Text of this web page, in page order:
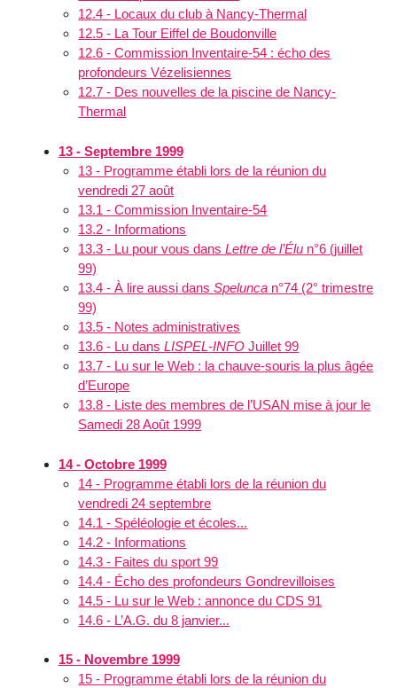
12.4 - Locaux du club à Nancy-Thermal
12.5 - La Tour Eiffel de Boudonville
12.6 - Commission Inventaire-54 : écho des
profondeurs Vézelisiennes
12.7 - Des nouvelles de la piscine de Nancy-
Thermal
13 - Septembre 1999
13 - Programme établi lors de la réunion du
vendredi 27 août
13.1 - Commission Inventaire-54
13.2 - Informations
13.3 - Lu pour vous dansLettre de l’Élu n°6 (juillet
99)
13.4 - À lire aussi dansSpelunca n°74 (2° trimestre
99)
13.5 - Notes administratives
13.6 - Lu dansLISPEL-INFO Juillet 99
13.7 - Lu sur le Web : la chauve-souris la plus âgée
d’Europe
13.8 - Liste des membres de l’USAN mise à jour le
Samedi 28 Août 1999
14 - Octobre 1999
14 - Programme établi lors de la réunion du
vendredi 24 septembre
14.1 - Spéléologie et écoles...
14.2 - Informations
14.3 - Faites du sport 99
14.4 - Écho des profondeurs Gondrevilloises
14.5 - Lu sur le Web : annonce du CDS 91
14.6 - L’A.G. du 8 janvier...
15 - Novembre 1999
15 - Programme établi lors de la réunion du